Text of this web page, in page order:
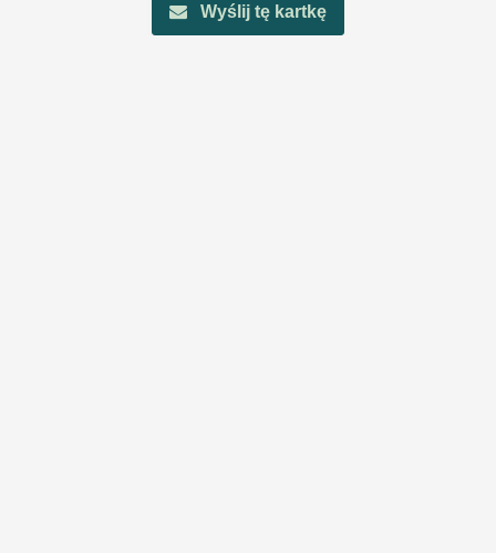
Wyślij tę kartkę